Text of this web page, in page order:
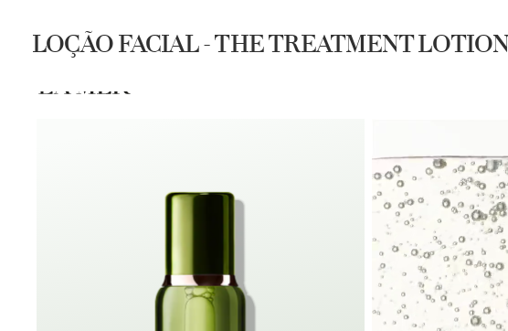
LOÇÃO FACIAL - THE TREATMENT LOTION